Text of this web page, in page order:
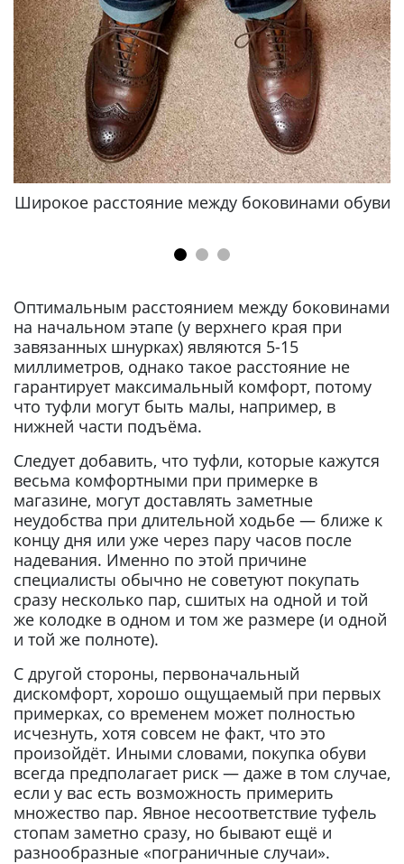
Широкое расстояние между боковинами обуви
Оптимальным расстоянием между боковинами
на начальном этапе (у верхнего края при
завязанных шнурках) являются 5-15
миллиметров, однако такое расстояние не
гарантирует максимальный комфорт, потому
что туфли могут быть малы, например, в
нижней части подъёма.
Следует добавить, что туфли, которые кажутся
весьма комфортными при примерке в
магазине, могут доставлять заметные
неудобства при длительной ходьбе — ближе к
концу дня или уже через пару часов после
надевания. Именно по этой причине
специалисты обычно не советуют покупать
сразу несколько пар, сшитых на одной и той
же колодке в одном и том же размере (и одной
и той же полноте).
С другой стороны, первоначальный
дискомфорт, хорошо ощущаемый при первых
примерках, со временем может полностью
исчезнуть, хотя совсем не факт, что это
произойдёт. Иными словами, покупка обуви
всегда предполагает риск — даже в том случае,
если у вас есть возможность примерить
множество пар. Явное несоответствие туфель
стопам заметно сразу, но бывают ещё и
разнообразные «пограничные случаи».